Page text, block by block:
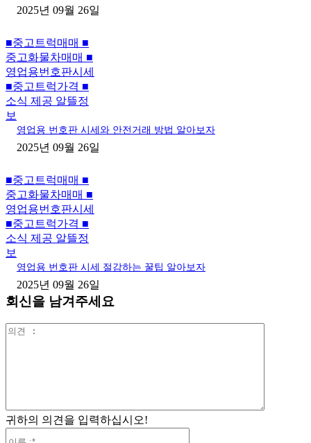
2025년 09월 26일
■중고트럭매매 ■
중고화물차매매 ■
영업용번호판시세
■중고트럭가격 ■
소식 제공 알뜰정
보
영업용 번호판 시세와 안전거래 방법 알아보자
2025년 09월 26일
■중고트럭매매 ■
중고화물차매매 ■
영업용번호판시세
■중고트럭가격 ■
소식 제공 알뜰정
보
영업용 번호판 시세 절감하는 꿀팁 알아보자
2025년 09월 26일
회신을 남겨주세요
귀하의 의견을 입력하십시오!